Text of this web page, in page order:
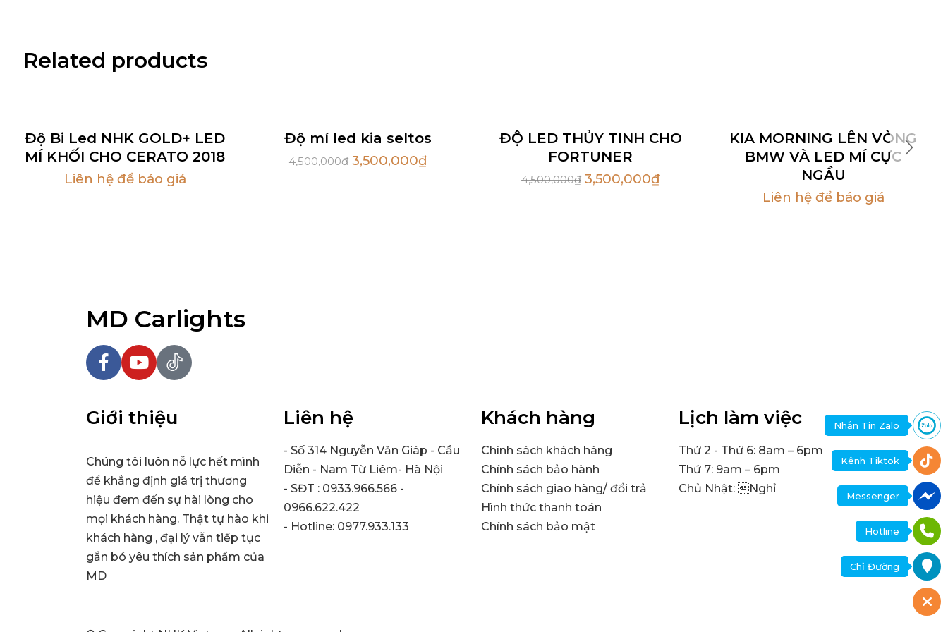
Related products
Độ Bi Led NHK GOLD+ LED
MÍ KHỐI CHO CERATO 2018
Liên hệ để báo giá
SaleĐộ mí led kia seltos
4,500,000₫ 3,500,000₫
ĐỘ LED THỦY TINH CHO
FORTUNER
4,500,000₫ 3,500,000₫
KIA MORNING LÊN VÒNG
BMW VÀ LED MÍ CỰC
NGẦU
Liên hệ để báo giá
MD Carlights
Giới thiệu
Chúng tôi luôn nỗ lực hết mình
để khẳng định giá trị thương
hiệu đem đến sự hài lòng cho
mọi khách hàng. Thật tự hào khi
khách hàng , đại lý vẫn tiếp tục
gắn bó yêu thích sản phẩm của
MD
Liên hệ
- Số 314 Nguyễn Văn Giáp - Cầu
Diễn - Nam Từ Liêm- Hà Nội
- SĐT : 0933.966.566 -
0966.622.422
- Hotline: 0977.933.133
Khách hàng
Chính sách khách hàng
Chính sách bảo hành
Chính sách giao hàng/ đổi trả
Hình thức thanh toán
Chính sách bảo mật
Lịch làm việc
Thứ 2 - Thứ 6: 8am – 6pm
Thứ 7: 9am – 6pm
Chủ Nhật: Nghỉ
Nhắn Tin Zalo
Kênh Tiktok
Messenger
Hotline
Chỉ Đường